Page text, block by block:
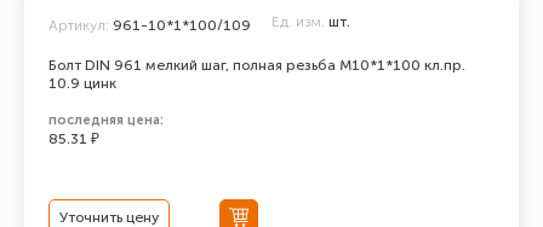
Болт DIN 961 мелкий шаг, полная резьба M10*1*100 кл.пр.
10.9 цинк
Артикул: 961-10*1*100/109 Ед. изм. шт.
последняя цена:
85.31 ₽
Уточнить цену